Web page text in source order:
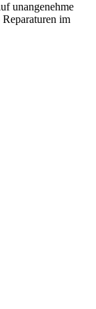
unangenehme
im